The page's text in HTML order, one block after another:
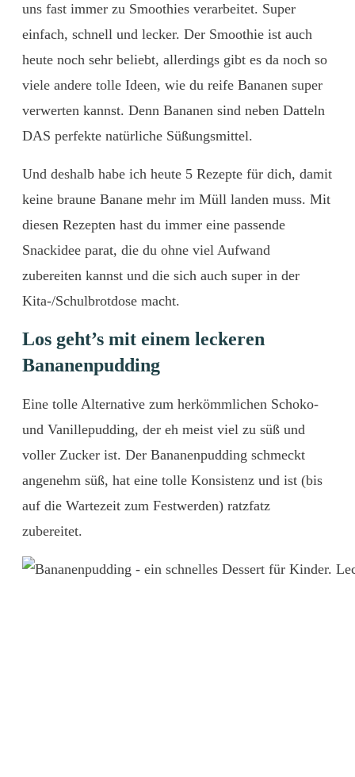
uns fast immer zu Smoothies verarbeitet. Super
einfach, schnell und lecker. Der Smoothie ist auch
heute noch sehr beliebt, allerdings gibt es da noch so
viele andere tolle Ideen, wie du reife Bananen super
verwerten kannst. Denn Bananen sind neben Datteln
DAS perfekte natürliche Süßungsmittel.
Und deshalb habe ich heute 5 Rezepte für dich, damit
keine braune Banane mehr im Müll landen muss. Mit
diesen Rezepten hast du immer eine passende
Snackidee parat, die du ohne viel Aufwand
zubereiten kannst und die sich auch super in der
Kita-/Schulbrotdose macht.
Los geht’s mit einem leckeren
Bananenpudding
Eine tolle Alternative zum herkömmlichen Schoko-
und Vanillepudding, der eh meist viel zu süß und
voller Zucker ist. Der Bananenpudding schmeckt
angenehm süß, hat eine tolle Konsistenz und ist (bis
auf die Wartezeit zum Festwerden) ratzfatz
zubereitet.